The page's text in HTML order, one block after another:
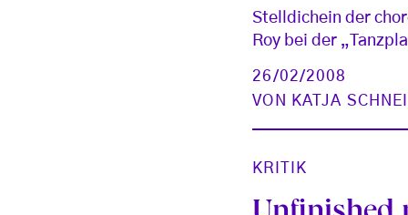
Stelldichein der
Roy bei der
26/02/2008
VON
KATJA
KRITIK